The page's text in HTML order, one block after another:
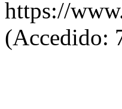
https://
(Accedido: